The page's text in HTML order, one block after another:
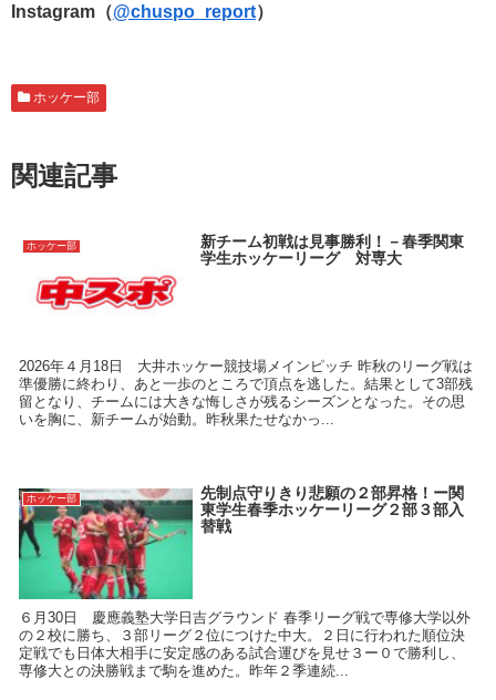
Instagram（@chuspo_report）
ホッケー部
関連記事
ホッケー部
新チーム初戦は見事勝利！－春季関東
学生ホッケーリーグ 対専大
2026年４月18日 大井ホッケー競技場メインピッチ 昨秋のリーグ戦は
準優勝に終わり、あと一歩のところで頂点を逃した。結果として3部残
留となり、チームには大きな悔しさが残るシーズンとなった。その思
いを胸に、新チームが始動。昨秋果たせなかっ...
ホッケー部
先制点守りきり悲願の２部昇格！ー関
東学生春季ホッケーリーグ２部３部入
替戦
６月30日 慶應義塾大学日吉グラウンド 春季リーグ戦で専修大学以外
の２校に勝ち、３部リーグ２位につけた中大。２日に行われた順位決
定戦でも日体大相手に安定感のある試合運びを見せ３ー０で勝利し、
専修大との決勝戦まで駒を進めた。昨年２季連続...